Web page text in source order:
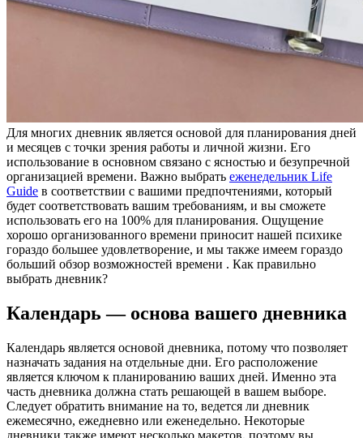
Для многих дневник является основой для планирования дней
и месяцев с точки зрения работы и личной жизни. Его
использование в основном связано с ясностью и безупречной
организацией времени. Важно выбрать еженедельник Life
Guide в соответствии с вашими предпочтениями, который
будет соответствовать вашим требованиям, и вы сможете
использовать его на 100% для планирования. Ощущение
хорошо организованного времени приносит нашей психике
гораздо большее удовлетворение, и мы также имеем гораздо
больший обзор возможностей времени . Как правильно
выбрать дневник?
Календарь — основа вашего дневника
Календарь является основой дневника, потому что позволяет
назначать задания на отдельные дни. Его расположение
является ключом к планированию ваших дней. Именно эта
часть дневника должна стать решающей в вашем выборе.
Следует обратить внимание на то, ведется ли дневник
ежемесячно, ежедневно или еженедельно. Некоторые
дневники также имеют несколько макетов, поэтому вы